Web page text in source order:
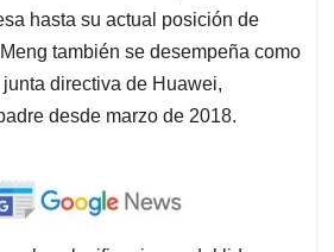
hasta su actual posición de
también se desempeña como
directiva de Huawei,
desde marzo de 2018.